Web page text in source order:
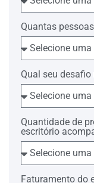
Quantas
Qual seu
Quantidade de
escritório
Faturamento do